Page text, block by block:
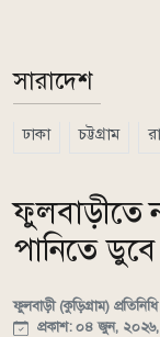
সারাদেশ
ঢাকা চট্টগ্রাম
ফুলবাড়ীতে
পানিতে
ফুলবাড়ী (কুড়িগ্রাম) প্রতিনিধি
প্রকাশ: ০৪ জুন,